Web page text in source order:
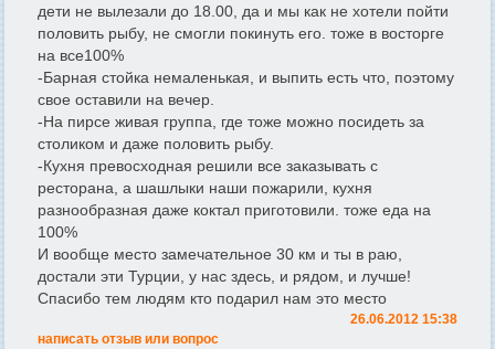
дети не вылезали до 18.00, да и мы как не хотели пойти
половить рыбу, не смогли покинуть его. тоже в восторге
на все100%
-Барная стойка немаленькая, и выпить есть что, поэтому
свое оставили на вечер.
-На пирсе живая группа, где тоже можно посидеть за
столиком и даже половить рыбу.
-Кухня превосходная решили все заказывать с
ресторана, а шашлыки наши пожарили, кухня
разнообразная даже коктал приготовили. тоже еда на
100%
И вообще место замечательное 30 км и ты в раю,
достали эти Турции, у нас здесь, и рядом, и лучше!
Спасибо тем людям кто подарил нам это место
26.06.2012 15:38
написать отзыв или вопрос